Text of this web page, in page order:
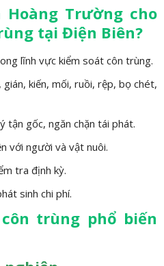
Hoàng Trường cho
tại Điện Biên?
lĩnh vực kiểm soát côn trùng.
kiến, mối, ruồi, rệp, bọ chét,
tận gốc, ngăn chặn tái phát.
với người và vật nuôi.
tra định kỳ.
sinh chi phí.
trùng phổ biến